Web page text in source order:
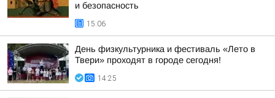
и безопасность
15:06
День физкультурника и фестиваль «Лето в
Твери» проходят в городе сегодня!
14:25